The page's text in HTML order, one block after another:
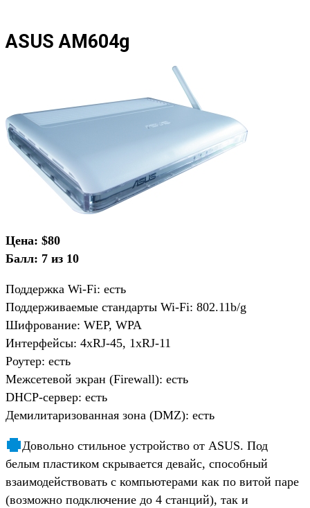
ASUS AM604g
Цена: $80
Балл: 7 из 10
Поддержка Wi-Fi: есть
Поддерживаемые стандарты Wi-Fi: 802.11b/g
Шифрование: WEP, WPA
Интерфейсы: 4хRJ-45, 1xRJ-11
Роутер: есть
Межсетевой экран (Firewall): есть
DHCP-сервер: есть
Демилитаризованная зона (DMZ): есть
Довольно стильное устройство от ASUS. Под
белым пластиком скрывается девайс, способный
взаимодействовать с компьютерами как по витой паре
(возможно подключение до 4 станций), так и